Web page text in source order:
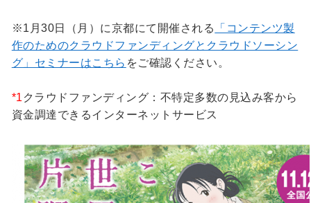
※1月30日（月）に京都にて開催される
「コンテンツ製
作のためのクラウドファンディングとクラウドソーシン
グ」セミナーはこちら をご確認ください。
*1 クラウドファンディング：不特定多数の見込み客から
資金調達できるインターネットサービス